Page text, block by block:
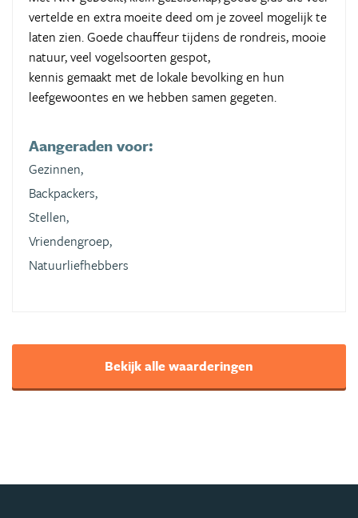
vertelde en extra moeite deed om je zoveel mogelijk te
laten zien. Goede chauffeur tijdens de rondreis, mooie
natuur, veel vogelsoorten gespot,
kennis gemaakt met de lokale bevolking en hun
leefgewoontes en we hebben samen gegeten.
Aangeraden voor:
Gezinnen,
Backpackers,
Stellen,
Vriendengroep,
Natuurliefhebbers
Bekijk alle waarderingen